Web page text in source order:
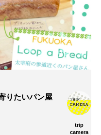
りたいパン屋
trip
camera